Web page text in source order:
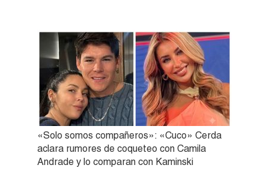
«Solo somos compañeros»: «Cuco» Cerda
aclara rumores de coqueteo con Camila
Andrade y lo comparan con Kaminski